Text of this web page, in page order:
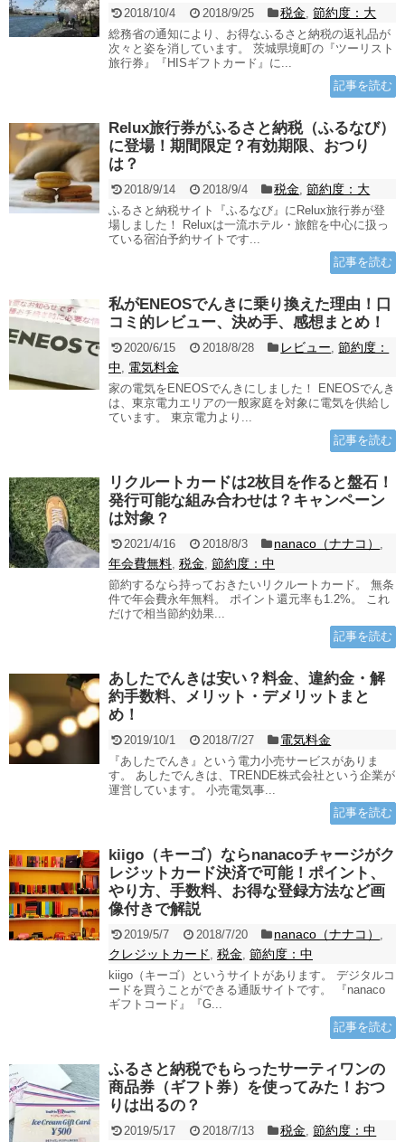
2018/10/4 2018/9/25 税金,節約度：大
総務省の通知により、お得なふるさと納税の返礼品が
次々と姿を消しています。 茨城県境町の『ツーリスト
旅行券』『HISギフトカード』に...
記事を読む
Relux旅行券がふるさと納税（ふるなび）
に登場！期間限定？有効期限、おつり
は？
2018/9/14 2018/9/4 税金,節約度：大
ふるさと納税サイト『ふるなび』にRelux旅行券が登
場しました！ Reluxは一流ホテル・旅館を中心に扱っ
ている宿泊予約サイトです...
記事を読む
私がENEOSでんきに乗り換えた理由！口
コミ的レビュー、決め手、感想まとめ！
2020/6/15 2018/8/28 レビュー,節約度：
中, 電気料金
家の電気をENEOSでんきにしました！ ENEOSでんき
は、東京電力エリアの一般家庭を対象に電気を供給し
ています。 東京電力より...
記事を読む
リクルートカードは2枚目を作ると盤石！
発行可能な組み合わせは？キャンペーン
は対象？
2021/4/16 2018/8/3 nanaco（ナナコ） ,
年会費無料, 税金, 節約度：中
節約するなら持っておきたいリクルートカード。 無条
件で年会費永年無料。 ポイント還元率も1.2%。 これ
だけで相当節約効果...
記事を読む
あしたでんきは安い？料金、違約金・解
約手数料、メリット・デメリットまと
め！
2019/10/1 2018/7/27 電気料金
『あしたでんき』という電力小売サービスがありま
す。 あしたでんきは、TRENDE株式会社という企業が
運営しています。 小売電気事...
記事を読む
kiigo（キーゴ）ならnanacoチャージがク
レジットカード決済で可能！ポイント、
やり方、手数料、お得な登録方法など画
像付きで解説
2019/5/7 2018/7/20 nanaco（ナナコ） ,
クレジットカード , 税金, 節約度：中
kiigo（キーゴ）というサイトがあります。 デジタルコ
ードを買うことができる通販サイトです。 『nanaco
ギフトコード』『G...
記事を読む
ふるさと納税でもらったサーティワンの
商品券（ギフト券）を使ってみた！おつ
りは出るの？
2019/5/17 2018/7/13 税金,節約度：中